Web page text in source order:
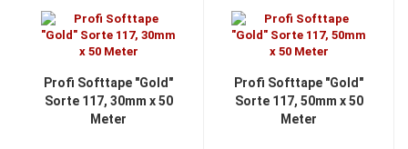
Profi Softtape "Gold"
Sorte 117, 30mm x 50
Meter
Profi Softtape "Gold"
Sorte 117, 50mm x 50
Meter